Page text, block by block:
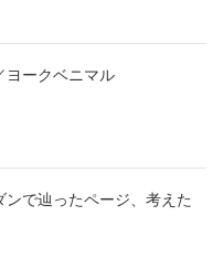
ヨークベニマル
で辿ったページ、考えた